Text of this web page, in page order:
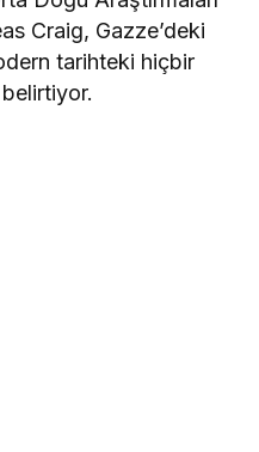
Craig, Gazze’deki
tarihteki hiçbir